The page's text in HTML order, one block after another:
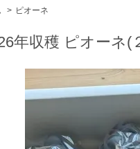
> ピオーネ
年収穫 ピオーネ